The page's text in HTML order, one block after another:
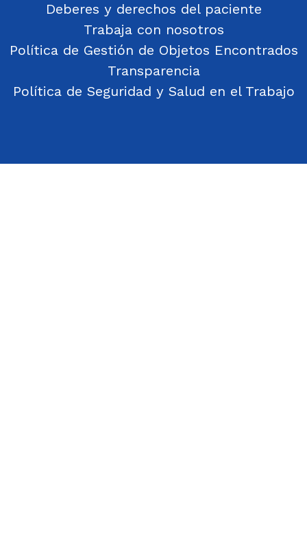
Deberes y derechos del paciente
Trabaja con nosotros
Política de Gestión de Objetos Encontrados
Transparencia
Política de Seguridad y Salud en el Trabajo